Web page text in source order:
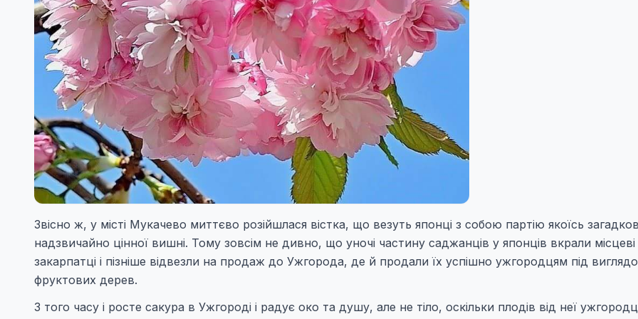
Звісно ж, у місті Мукачево миттєво розійшлася вістка, що везуть японці з собою партію якоїсь
надзвичайно цінної вишні. Тому зовсім не дивно, що уночі частину саджанців у японців вкрали місцеві
закарпатці і пізніше відвезли на продаж до Ужгорода, де й продали їх успішно ужгородцям під
фруктових дерев.
З того часу і росте сакура в Ужгороді і радує око та душу, але не тіло, оскільки плодів від неї